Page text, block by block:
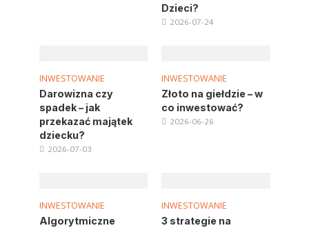
Dzieci?
2026-07-24
INWESTOWANIE
Darowizna czy
spadek – jak
przekazać majątek
dziecku?
2026-07-03
INWESTOWANIE
Złoto na giełdzie – w
co inwestować?
2026-06-26
INWESTOWANIE
Algorytmiczne
INWESTOWANIE
3 strategie na